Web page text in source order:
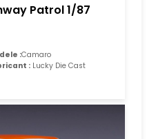
Patrol 1/87
:Camaro
: Lucky Die Cast